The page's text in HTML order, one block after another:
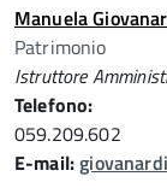
Manuela
Patrimonio
Istruttore
Telefono:
059.209.602
E-mail: